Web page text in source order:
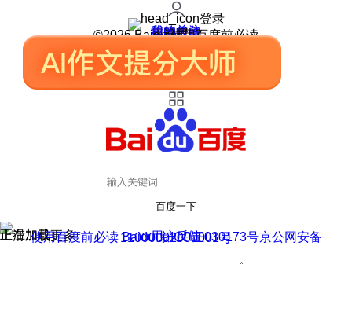
登录
我的关注
我的收藏
皮肤中心
用户反馈
设置
©2026 Baidu 使用百度前必读
百度一下
正在加载
上滑加载更多 用户反馈
使用百度前必读 Baidu 京ICP证030173号
京公网安备11000002000001号